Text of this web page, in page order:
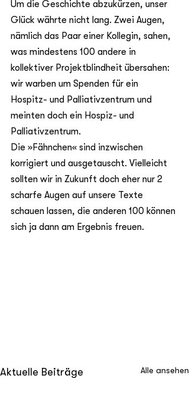
Um die Geschichte abzukürzen, unser
Glück währte nicht lang. Zwei Augen,
nämlich das Paar einer Kollegin, sahen,
was mindestens 100 andere in
kollektiver Projektblindheit übersahen:
wir warben um Spenden für ein
Hospitz- und Palliativzentrum und
meinten doch ein Hospiz- und
Palliativzentrum.
Die »Fähnchen« sind inzwischen
korrigiert und ausgetauscht. Vielleicht
sollten wir in Zukunft doch eher nur 2
scharfe Augen auf unsere Texte
schauen lassen, die anderen 100 können
sich ja dann am Ergebnis freuen.
Aktuelle Beiträge Alle ansehen